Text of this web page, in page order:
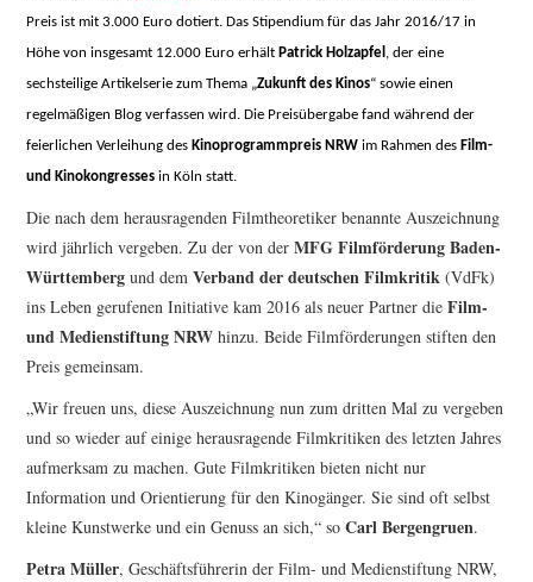
Preis ist mit 3.000 Euro dotiert. Das Stipendium für das Jahr 2016/17 in
Höhe von insgesamt 12.000 Euro erhält Patrick Holzapfel , der eine
sechsteilige Artikelserie zum Thema „Zukunft des Kinos“ sowie einen
regelmäßigen Blog verfassen wird. Die Preisübergabe fand während der
feierlichen Verleihung des Kinoprogrammpreis NRW im Rahmen des Film-
und Kinokongresses in Köln statt.
Die nach dem herausragenden Filmtheoretiker benannte Auszeichnung
wird jährlich vergeben. Zu der von derMFG Filmförderung Baden-
Württemberg und demVerband der deutschen Filmkritik (VdFk)
ins Leben gerufenen Initiative kam 2016 als neuer Partner dieFilm-
und Medienstiftung NRW hinzu. Beide Filmförderungen stiften den
Preis gemeinsam.
„Wir freuen uns, diese Auszeichnung nun zum dritten Mal zu vergeben
und so wieder auf einige herausragende Filmkritiken des letzten Jahres
aufmerksam zu machen. Gute Filmkritiken bieten nicht nur
Information und Orientierung für den Kinogänger. Sie sind oft selbst
kleine Kunstwerke und ein Genuss an sich,“ soCarl Bergengruen.
Petra Müller, Geschäftsführerin der Film- und Medienstiftung NRW,